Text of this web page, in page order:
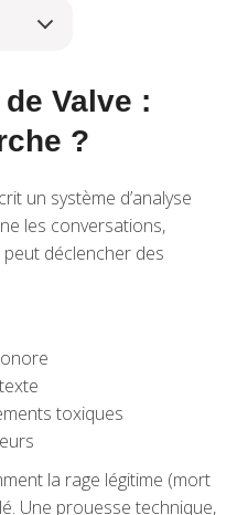
Valve :
?
un système d’analyse
les conversations,
déclencher des
toxiques
la rage légitime (mort
Une prouesse technique,